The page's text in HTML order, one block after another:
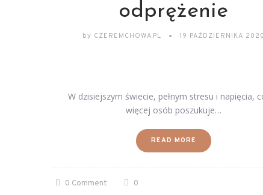
odprężenie
by CZEREMCHOWA.PL 19 PAŹDZIERNIKA 2020
W dzisiejszym świecie, pełnym stresu i napięcia,
więcej osób poszukuje…
READ MORE
0 Comment 0